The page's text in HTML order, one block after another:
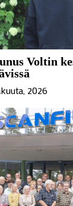
Voltin
2026